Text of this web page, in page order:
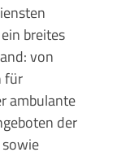
breites
von
für
ambulante
der